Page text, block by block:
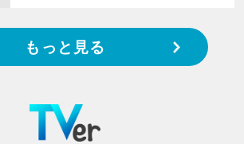
もっと見る